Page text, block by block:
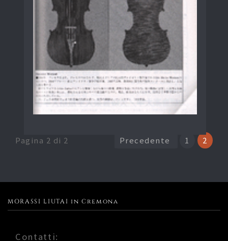
Pagina 2 di 2 Precedente 1 2
MORASSI LIUTAI in Cremona
Contatti: